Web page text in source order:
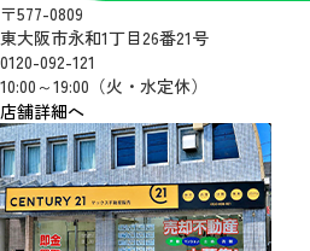
〒577-0809
東大阪市永和1丁目26番21号
0120-092-121
10:00～19:00（火・水定休）
店舗詳細へ